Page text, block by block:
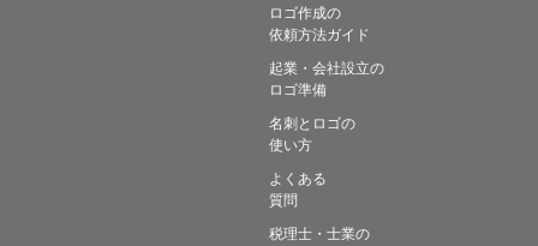
ロゴ作成の
依頼方法ガイド
起業・会社設立の
ロゴ準備
名刺とロゴの
使い方
よくある
質問
税理士・士業の